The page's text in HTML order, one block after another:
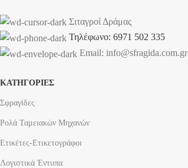
Σιταγροί Δράμας
Τηλέφωνο: 6971 502 335
Email: info@sfragida.com.gr
ΚΑΤΗΓΟΡΙΕΣ
Σφραγίδες
Ρολά Ταμειακών Μηχανών
Ετικέτες-Ετικετογράφοι
Λογιστικά Έντυπα